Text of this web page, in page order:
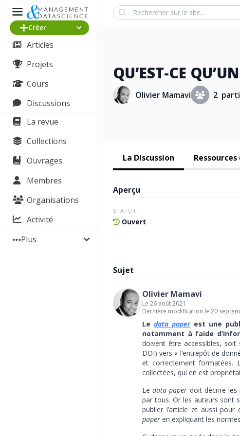
Créer
Articles
Projets
Cours
Discussions
La revue
Collections
Ouvrages
Membres
Organisations
Activité
Plus
Search
QU’EST-CE
Olivier Mamavi 2
La Discussion Ressources
Aperçu
STATUT
Ouvert
Sujet
Olivier Mamavi
Le 26 août 2021
Dernière modification le 20
Ledata paperest une
notamment à l’aide
doivent être accessibles,
DOI) vers « l’entrepôt de
et correctement formatées.
collectées, qui en est
Ledata paper doit décrire les
par tous. Or les auteurs sont
publier l’article et aussi
paper en expliquant les